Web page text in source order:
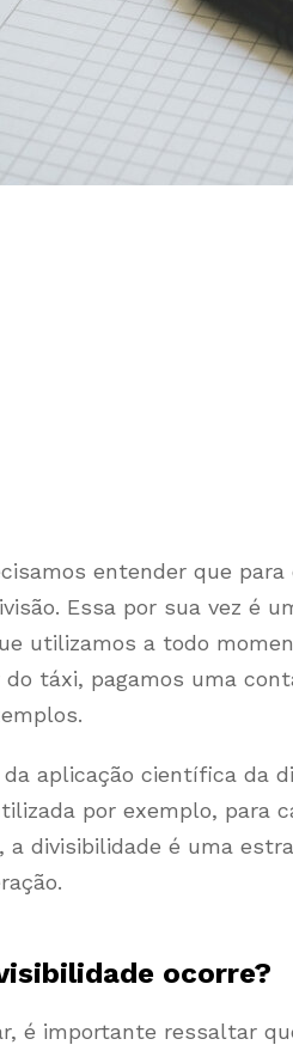
entender que para
Essa por sua vez é
utilizamos a todo
do táxi, pagamos uma
aplicação científica da
por exemplo, para
a divisibilidade é uma
ocorre?
é importante ressaltar